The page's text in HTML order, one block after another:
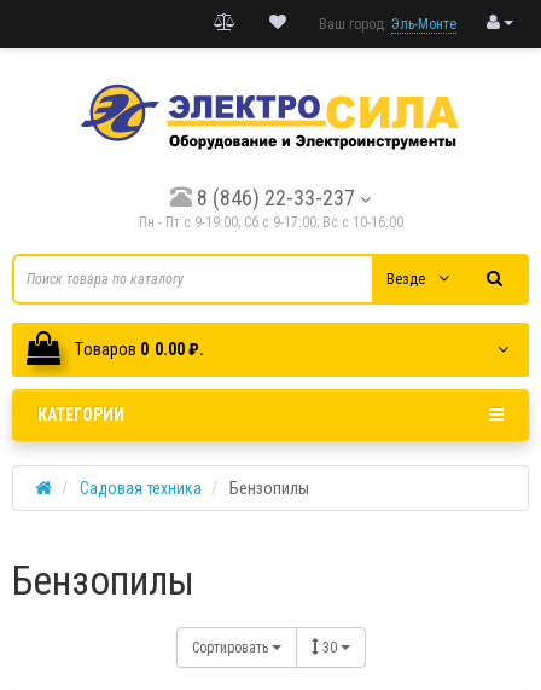
Ваш город: Эль-Монте
8 (846) 22-33-237
Пн - Пт с 9-19:00; Cб с 9-17:00; Вс с 10-16:00
Везде
Tоваров 0 0.00 ₽.
КАТЕГОРИИ
Садовая техника Бензопилы
Бензопилы
Сортировать 30